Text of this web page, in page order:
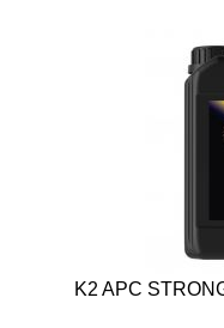
K2 APC